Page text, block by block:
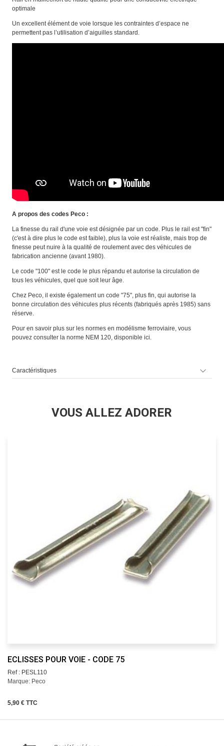
optimale
Un excellent élément de voie lorsque les contraintes d’espace ne
permettent pas l’utilisation d’aiguilles standard.
A propos des codes Peco :
La finesse du rail d'une voie est désignée par un code. Plus le rail est "fin"
(c'est à dire plus le code est faible), plus la voie est réaliste, mais trop de
finesse peut nuire à la qualité de roulement avec des véhicules de
fabrication ancienne (avant 1980).
Le code "100" est le code le plus répandu et autorise la circulation de
tous les véhicules, quel que soit leur âge.
Chez Peco, il existe également un code "75", plus fin, qui autorise la
bonne circulation des véhicules plus récents (fabriqués après 1985) sans
réserve.
Pour en savoir plus sur les normes en modélisme ferroviaire, vous
pouvez consulter la norme NEM 120, disponible ici.
Caractéristiques
VOUS ALLEZ ADORER
ECLISSES POUR VOIE - CODE 75
Ref : PESL110
Marque: Peco
5,90 € TTC